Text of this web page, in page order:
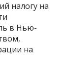
налогу на
в Нью-
на